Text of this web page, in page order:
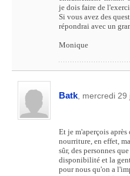
je dois faire de
Si vous avez des
répondrai avec un
Monique
Batk , mercredi
Et je m'aperçois
nourriture, en effet,
sûr, des personnes
disponibilité et la
pour nous qu'on a